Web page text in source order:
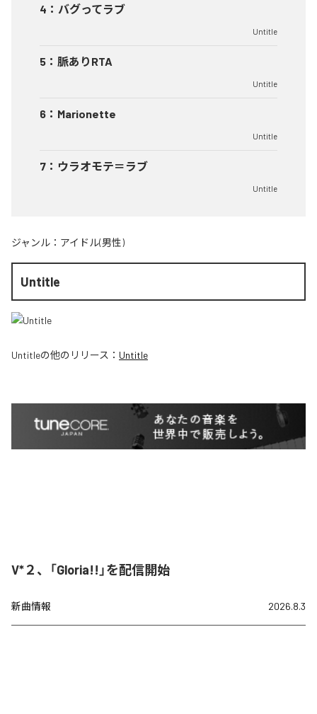
4 ： バグってラブ
Untitle
5 ： 脈ありRTA
Untitle
6 ： Marionette
Untitle
7 ： ウラオモテ＝ラブ
Untitle
ジャンル： アイドル(男性)
Untitle
Untitleの他のリリース： Untitle
V*２、「Gloria!!」を配信開始
新曲情報 2026.8.3